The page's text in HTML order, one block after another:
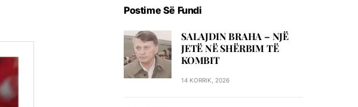
Postime Së Fundi
SALAJDIN BRAHA – NJЁ
JETЁ NЁ SHЁRBIM TЁ
KOMBIT
14 KORRIK, 2026